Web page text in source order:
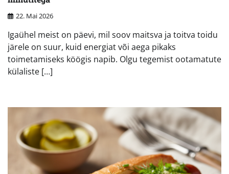
22. Mai 2026
Igaühel meist on päevi, mil soov maitsva ja toitva toidu
järele on suur, kuid energiat või aega pikaks
toimetamiseks köögis napib. Olgu tegemist ootamatute
külaliste […]